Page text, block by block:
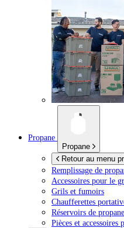
Propane
Propane
Retour au menu
Remplissage de
Accessoires pour le
Grils et fumoirs
Chaufferettes
Réservoirs de propane
Pièces et accessoires